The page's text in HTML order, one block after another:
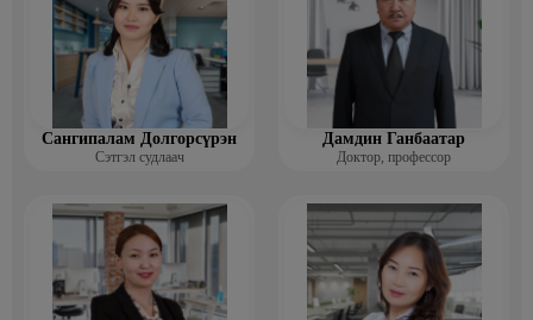
Сангипалам Долгорсүрэн
Сэтгэл судлаач
Дамдин Ганбаатар
Доктор, профессор